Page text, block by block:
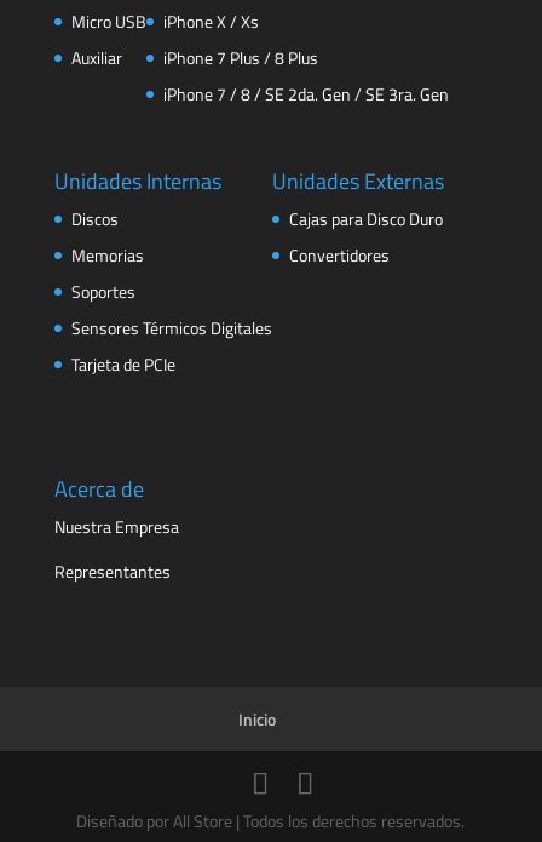
Micro USB
Auxiliar
iPhone X / Xs
iPhone 7 Plus / 8 Plus
iPhone 7 / 8 / SE 2da. Gen / SE 3ra. Gen
Unidades Internas
Discos
Memorias
Soportes
Sensores Térmicos Digitales
Tarjeta de PCIe
Unidades Externas
Cajas para Disco Duro
Convertidores
Acerca de
Nuestra Empresa
Representantes
Inicio
Diseñado por All Store | Todos los derechos reservados.